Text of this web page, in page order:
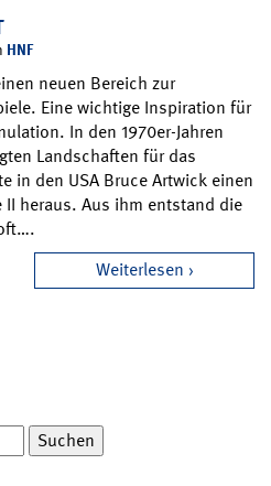
HNF
neuen Bereich zur
Eine wichtige Inspiration für
In den 1970er-Jahren
Landschaften für das
in den USA Bruce Artwick einen
heraus. Aus ihm entstand die
Weiterlesen